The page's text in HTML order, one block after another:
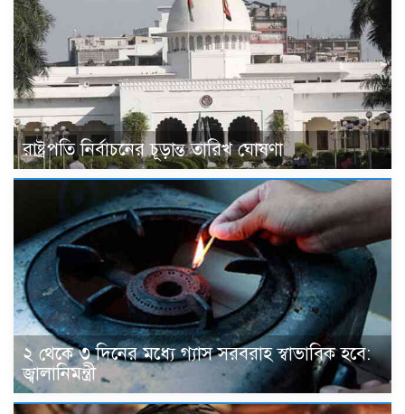
রাষ্ট্রপতি নির্বাচনের চূড়ান্ত তারিখ ঘোষণা
২ থেকে ৩ দিনের মধ্যে গ্যাস সরবরাহ স্বাভাবিক হবে:
জ্বালানিমন্ত্রী